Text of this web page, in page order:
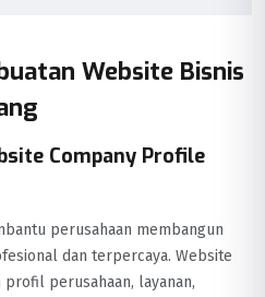
Website Bisnis
Company Profile
perusahaan membangun
dan terpercaya. Website
perusahaan, layanan,